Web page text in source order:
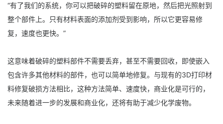
“有了我们的系统，你可以把破碎的塑料留在原地，然后把光照射到
整个部件上。只有材料表面的添加剂受到影响，所以它更容易修
复，速度也更快。”
这意味着破碎的塑料部件不需要丢弃，甚至不需要回收，即使嵌入
包含许多其他材料的部件，也可以简单地修复。与现有的3D打印材
料修复破损方法相比，这种方法简单、速度快，商业化是可行的，
未来随着进一步的发展和商业化，还将有助于减少化学废物。